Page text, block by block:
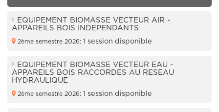
EQUIPEMENT BIOMASSE VECTEUR AIR -
APPAREILS BOIS INDEPENDANTS
2ème semestre 2026: 1 session disponible
EQUIPEMENT BIOMASSE VECTEUR EAU -
APPAREILS BOIS RACCORDES AU RESEAU
HYDRAULIQUE
2ème semestre 2026: 1 session disponible